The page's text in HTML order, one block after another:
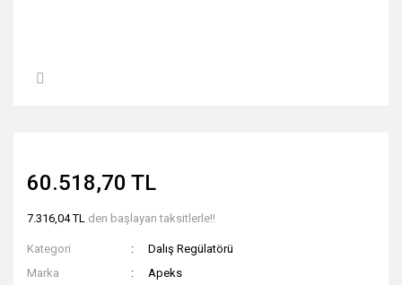
60.518,70 TL
7.316,04 TL den başlayan taksitlerle!!
Kategori
Dalış Regülatörü
Marka
Apeks